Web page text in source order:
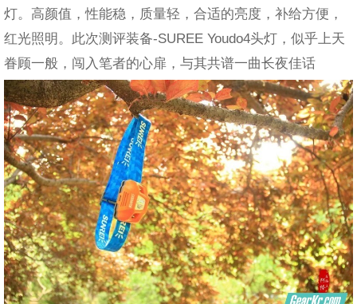
灯。高颜值，性能稳，质量轻，合适的亮度，补给方便，
红光照明。此次测评装备-SUREE Youdo4头灯，似乎上天
眷顾一般，闯入笔者的心扉，与其共谱一曲长夜佳话